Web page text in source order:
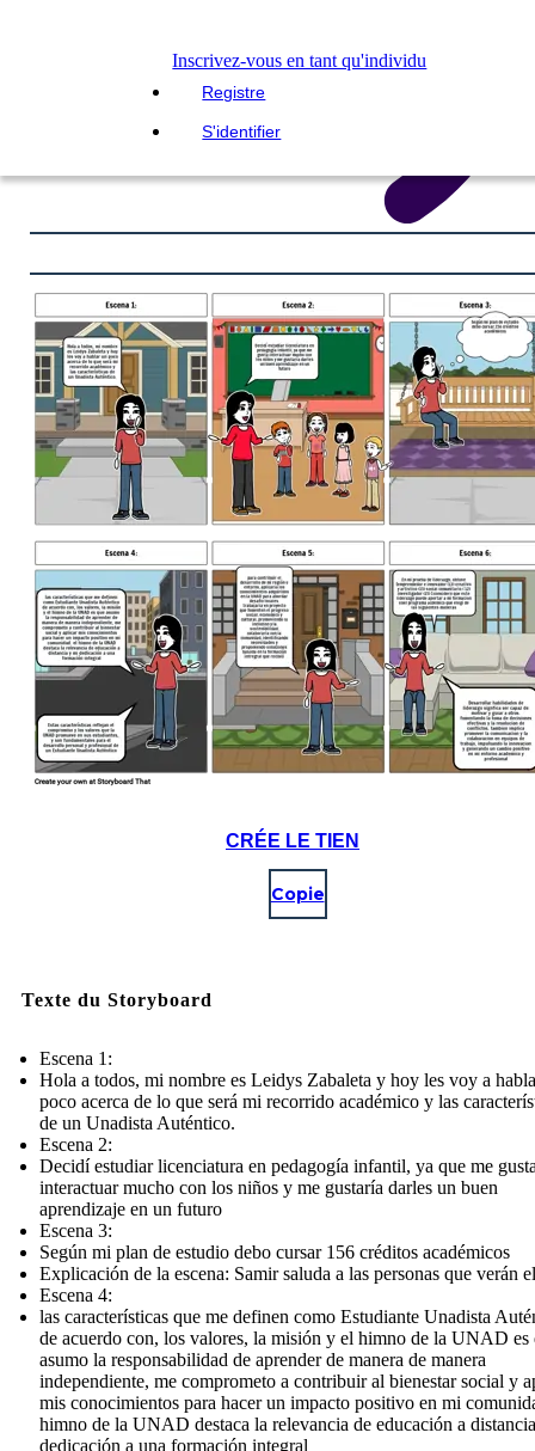
Inscrivez-vous en tant qu'individu
Registre
S'identifier
CRÉE LE TIEN
Copie
Texte du Storyboard
Escena 1:
Hola a todos, mi nombre es Leidys Zabaleta y hoy les voy a
poco acerca de lo que será mi recorrido académico y las
de un Unadista Auténtico.
Escena 2:
Decidí estudiar licenciatura en pedagogía infantil, ya que me
interactuar mucho con los niños y me gustaría darles un buen
aprendizaje en un futuro
Escena 3:
Según mi plan de estudio debo cursar 156 créditos académicos
Explicación de la escena: Samir saluda a las personas que verán
Escena 4:
las características que me definen como Estudiante Unadista
de acuerdo con, los valores, la misión y el himno de la UNAD es
asumo la responsabilidad de aprender de manera de manera
independiente, me comprometo a contribuir al bienestar social y
mis conocimientos para hacer un impacto positivo en mi
himno de la UNAD destaca la relevancia de educación a
dedicación a una formación integral